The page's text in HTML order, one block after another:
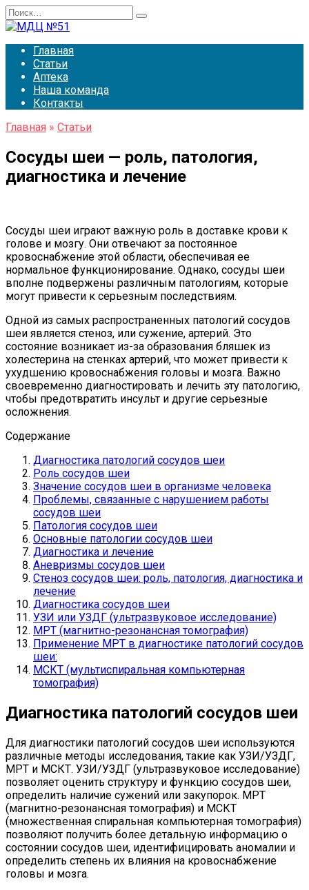
Перейти
к
Search
for:
Главная
Статьи
Аптека
Наша команда
Контакты
Главная » Статьи
Сосуды шеи — роль, патология,
диагностика и лечение
Сосуды шеи играют важную роль в доставке крови к
голове и мозгу. Они отвечают за постоянное
кровоснабжение этой области, обеспечивая ее
нормальное функционирование. Однако, сосуды шеи
вполне подвержены различным патологиям, которые
могут привести к серьезным последствиям.
Одной из самых распространенных патологий сосудов
шеи является стеноз, или сужение, артерий. Это
состояние возникает из-за образования бляшек из
холестерина на стенках артерий, что может привести к
ухудшению кровоснабжения головы и мозга. Важно
своевременно диагностировать и лечить эту патологию,
чтобы предотвратить инсульт и другие серьезные
осложнения.
Содержание
Диагностика патологий сосудов шеи
Роль сосудов шеи
Значение сосудов шеи в организме человека
Проблемы, связанные с нарушением работы
сосудов шеи
Патология сосудов шеи
Основные патологии сосудов шеи
Диагностика и лечение
Аневризмы сосудов шеи
Стеноз сосудов шеи: роль, патология, диагностика и
лечение
Диагностика сосудов шеи
УЗИ или УЗДГ (ультразвуковое исследование)
МРТ (магнитно-резонансная томография)
Применение МРТ в диагностике патологий сосудов
шеи:
МСКТ (мультиспиральная компьютерная
томография)
Диагностика патологий сосудов шеи
Для диагностики патологий сосудов шеи используются
различные методы исследования, такие как УЗИ/УЗДГ,
МРТ и МСКТ. УЗИ/УЗДГ (ультразвуковое исследование)
позволяет оценить структуру и функцию сосудов шеи,
определить наличие сужений или закупорок. МРТ
(магнитно-резонансная томография) и МСКТ
(множественная спиральная компьютерная томография)
позволяют получить более детальную информацию о
состоянии сосудов шеи, идентифицировать аномалии и
определить степень их влияния на кровоснабжение
головы и мозга.